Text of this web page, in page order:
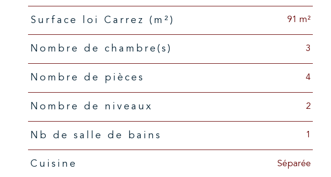
Surface loi Carrez (m²) 91 m²
Nombre de chambre(s) 3
Nombre de pièces 4
Nombre de niveaux 2
Nb de salle de bains 1
Cuisine Séparée